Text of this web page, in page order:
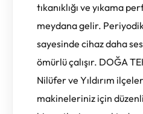
tıkanıklığı ve yıkama
meydana gelir.
sayesinde cihaz daha
ömürlü çalışır. DOĞA
Nilüfer ve Yıldırım
makineleriniz için